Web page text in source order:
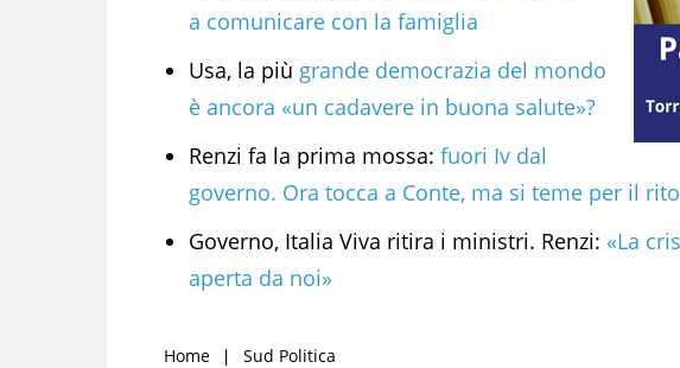
a comunicare con la famiglia
Usa, la più grande democrazia del mondo
è ancora «un cadavere in buona salute»?
Renzi fa la prima mossa: fuori Iv dal
governo. Ora tocca a Conte, ma si teme per il
Governo, Italia Viva ritira i ministri. Renzi: «La
aperta da noi»
Home Sud Politica